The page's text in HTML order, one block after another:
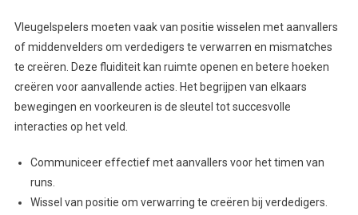
Vleugelspelers moeten vaak van positie wisselen met aanvallers
of middenvelders om verdedigers te verwarren en mismatches
te creëren. Deze fluiditeit kan ruimte openen en betere hoeken
creëren voor aanvallende acties. Het begrijpen van elkaars
bewegingen en voorkeuren is de sleutel tot succesvolle
interacties op het veld.
Communiceer effectief met aanvallers voor het timen van
runs.
Wissel van positie om verwarring te creëren bij verdedigers.